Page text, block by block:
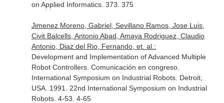
on Applied Informatics. 373. 375
Jimenez Moreno, Gabriel, Sevillano Ramos, Jose Luis,
Civit Balcells, Antonio Abad, Amaya Rodriguez, Claudio
Antonio, Diaz del Rio, Fernando, et. al.:
Development and Implementation of Advanced Multiple
Robot Controllers. Comunicación en congreso.
International Symposium on Industrial Robots. Detroit,
USA. 1991. 22nd International Symposium on Industrial
Robots. 4-53. 4-65